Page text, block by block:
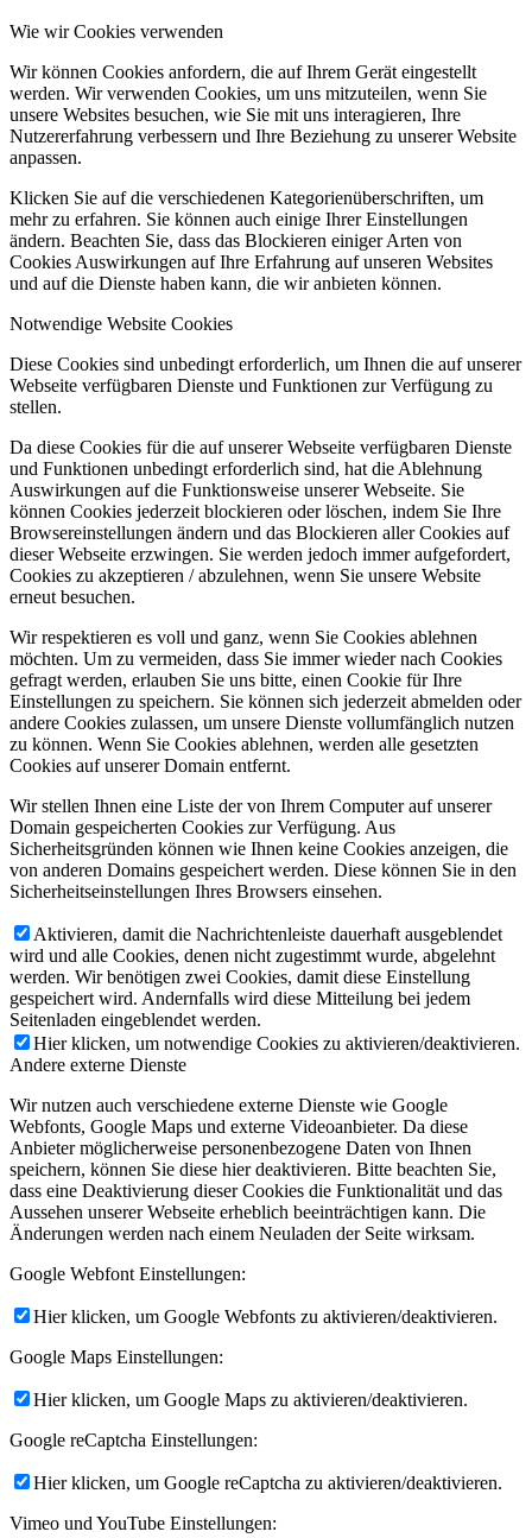
Wie wir Cookies verwenden
Wir können Cookies anfordern, die auf Ihrem Gerät eingestellt
werden. Wir verwenden Cookies, um uns mitzuteilen, wenn Sie
unsere Websites besuchen, wie Sie mit uns interagieren, Ihre
Nutzererfahrung verbessern und Ihre Beziehung zu unserer Website
anpassen.
Klicken Sie auf die verschiedenen Kategorienüberschriften, um
mehr zu erfahren. Sie können auch einige Ihrer Einstellungen
ändern. Beachten Sie, dass das Blockieren einiger Arten von
Cookies Auswirkungen auf Ihre Erfahrung auf unseren Websites
und auf die Dienste haben kann, die wir anbieten können.
Notwendige Website Cookies
Diese Cookies sind unbedingt erforderlich, um Ihnen die auf unserer
Webseite verfügbaren Dienste und Funktionen zur Verfügung zu
stellen.
Da diese Cookies für die auf unserer Webseite verfügbaren Dienste
und Funktionen unbedingt erforderlich sind, hat die Ablehnung
Auswirkungen auf die Funktionsweise unserer Webseite. Sie
können Cookies jederzeit blockieren oder löschen, indem Sie Ihre
Browsereinstellungen ändern und das Blockieren aller Cookies auf
dieser Webseite erzwingen. Sie werden jedoch immer aufgefordert,
Cookies zu akzeptieren / abzulehnen, wenn Sie unsere Website
erneut besuchen.
Wir respektieren es voll und ganz, wenn Sie Cookies ablehnen
möchten. Um zu vermeiden, dass Sie immer wieder nach Cookies
gefragt werden, erlauben Sie uns bitte, einen Cookie für Ihre
Einstellungen zu speichern. Sie können sich jederzeit abmelden oder
andere Cookies zulassen, um unsere Dienste vollumfänglich nutzen
zu können. Wenn Sie Cookies ablehnen, werden alle gesetzten
Cookies auf unserer Domain entfernt.
Wir stellen Ihnen eine Liste der von Ihrem Computer auf unserer
Domain gespeicherten Cookies zur Verfügung. Aus
Sicherheitsgründen können wie Ihnen keine Cookies anzeigen, die
von anderen Domains gespeichert werden. Diese können Sie in den
Sicherheitseinstellungen Ihres Browsers einsehen.
Aktivieren, damit die Nachrichtenleiste dauerhaft ausgeblendet
wird und alle Cookies, denen nicht zugestimmt wurde, abgelehnt
werden. Wir benötigen zwei Cookies, damit diese Einstellung
gespeichert wird. Andernfalls wird diese Mitteilung bei jedem
Seitenladen eingeblendet werden.
Hier klicken, um notwendige Cookies zu aktivieren/deaktivieren.
Andere externe Dienste
Wir nutzen auch verschiedene externe Dienste wie Google
Webfonts, Google Maps und externe Videoanbieter. Da diese
Anbieter möglicherweise personenbezogene Daten von Ihnen
speichern, können Sie diese hier deaktivieren. Bitte beachten Sie,
dass eine Deaktivierung dieser Cookies die Funktionalität und das
Aussehen unserer Webseite erheblich beeinträchtigen kann. Die
Änderungen werden nach einem Neuladen der Seite wirksam.
Google Webfont Einstellungen:
Hier klicken, um Google Webfonts zu aktivieren/deaktivieren.
Google Maps Einstellungen:
Hier klicken, um Google Maps zu aktivieren/deaktivieren.
Google reCaptcha Einstellungen:
Hier klicken, um Google reCaptcha zu aktivieren/deaktivieren.
Vimeo und YouTube Einstellungen: